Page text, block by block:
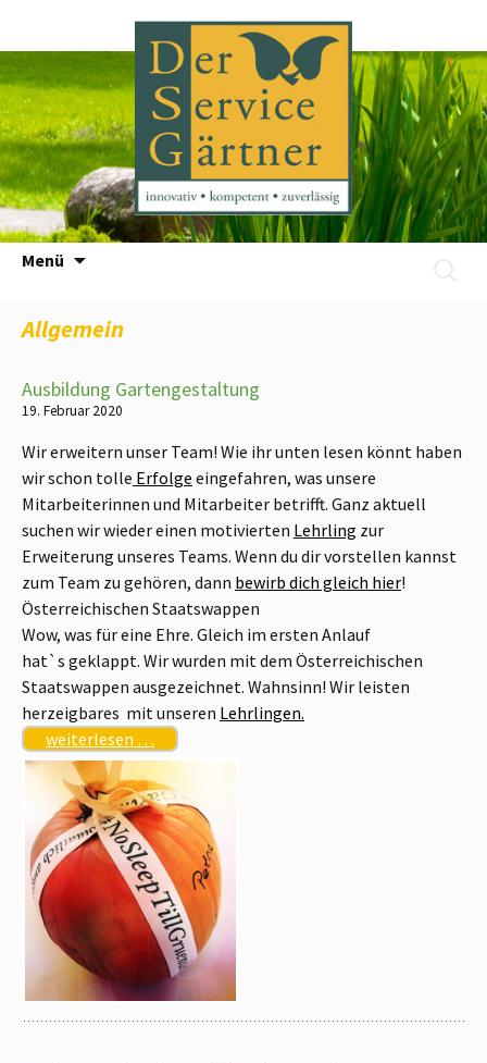
Menü
Zum
Allgemein
Ausbildung Gartengestaltung
19. Februar 2020
Wir erweitern unser Team! Wie ihr unten lesen könnt haben
wir schon tolle Erfolge eingefahren, was unsere
Mitarbeiterinnen und Mitarbeiter betrifft. Ganz aktuell
suchen wir wieder einen motivierten Lehrling zur
Erweiterung unseres Teams. Wenn du dir vorstellen kannst
zum Team zu gehören, dann bewirb dich gleich hier!
Österreichischen Staatswappen
Wow, was für eine Ehre. Gleich im ersten Anlauf
hat`s geklappt. Wir wurden mit dem Österreichischen
Staatswappen ausgezeichnet. Wahnsinn! Wir leisten
herzeigbares mit unseren Lehrlingen.
weiterlesen …